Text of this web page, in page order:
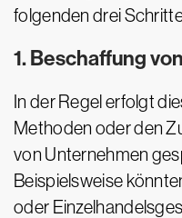
folgenden drei
1. Beschaffung
In der Regel erfolgt
Methoden oder den
von Unternehmen
Beispielsweise
oder